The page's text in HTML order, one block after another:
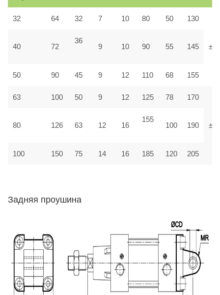
32 64 32 7 10 80 50 130
40 72
36
9 10 90 55 145
50 90 45 9 12 110 68 155
63 100 50 9 12 125 78 170
80 126 63 12 16
155
100 190
100 150 75 14 16 185 120 205
Задняя проушина